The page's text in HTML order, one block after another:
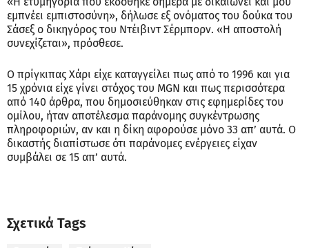
εμπνέει εμπιστοσύνη», δήλωσε εξ ονόματος του δούκα του
Σάσεξ ο δικηγόρος του Ντέιβιντ Σέρμπορν. «Η αποστολή
συνεχίζεται», πρόσθεσε.
Ο πρίγκιπας Χάρι είχε καταγγείλει πως από το 1996 και για
15 χρόνια είχε γίνει στόχος του MGN και πως περισσότερα
από 140 άρθρα, που δημοσιεύθηκαν στις εφημερίδες του
ομίλου, ήταν αποτέλεσμα παράνομης συγκέντρωσης
πληροφοριών, αν και η δίκη αφορούσε μόνο 33 απ’ αυτά. Ο
δικαστής διαπίστωσε ότι παράνομες ενέργειες είχαν
συμβάλει σε 15 απ’ αυτά.
Σχετικά Tags